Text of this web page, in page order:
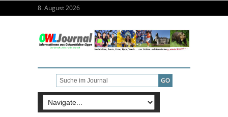
8. August 2026